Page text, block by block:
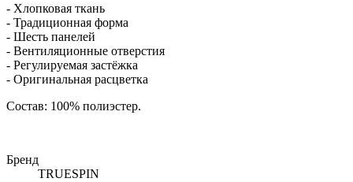
- Хлопковая ткань
- Традиционная форма
- Шесть панелей
- Вентиляционные отверстия
- Регулируемая застёжка
- Оригинальная расцветка
Состав: 100% полиэстер.
Бренд
TRUESPIN